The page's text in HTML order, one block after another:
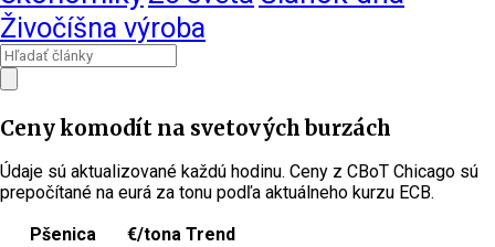
Živočíšna výroba
Ceny komodít na svetových burzách
Údaje sú aktualizované každú hodinu. Ceny z CBoT Chicago sú
prepočítané na eurá za tonu podľa aktuálneho kurzu ECB.
Pšenica
€/tona Trend